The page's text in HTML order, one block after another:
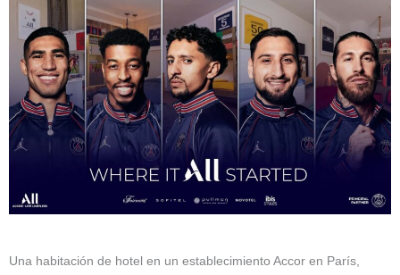
Una habitación de hotel en un establecimiento Accor en París,